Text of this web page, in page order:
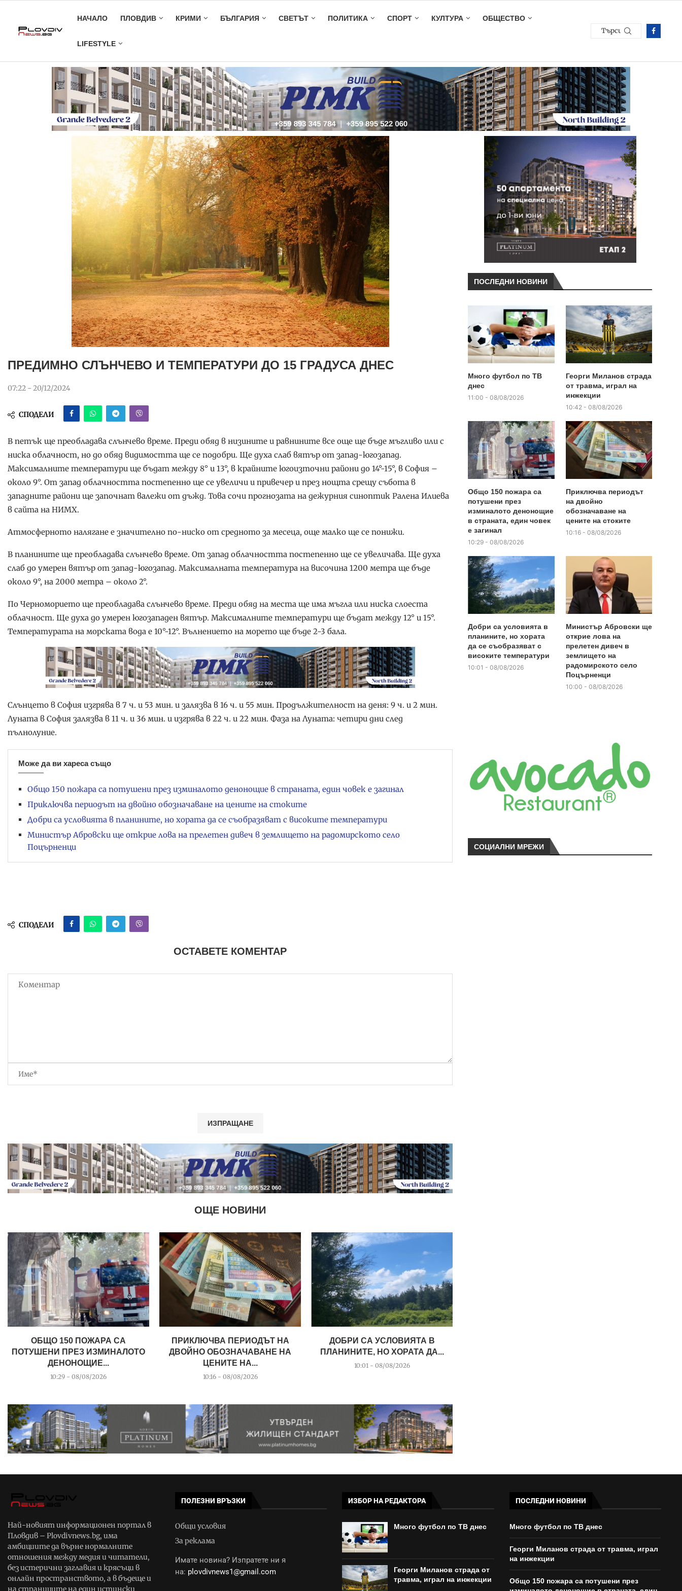
НАЧАЛО ПЛОВДИВ КРИМИ БЪЛГАРИЯ СВЕТЪТ ПОЛИТИКА СПОРТ КУЛТУРА ОБЩЕСТВО
LIFESTYLE
ПРЕДИМНО СЛЪНЧЕВО И ТЕМПЕРАТУРИ ДО 15 ГРАДУСА ДНЕС
07:22 - 20/12/2024
СПОДЕЛИ
В петък ще преобладава слънчево време. Преди обяд в низините и равнините все още ще бъде мъгливо или с
ниска облачност, но до обяд видимостта ще се подобри. Ще духа слаб вятър от запад-югозапад.
Максималните температури ще бъдат между 8° и 13°, в крайните югоизточни райони до 14°-15°, в София –
около 9°. От запад облачността постепенно ще се увеличи и привечер и през нощта срещу събота в
западните райони ще започнат валежи от дъжд. Това сочи прогнозата на дежурния синоптик Ралена Илиева
в сайта на НИМХ.
Атмосферното налягане е значително по-ниско от средното за месеца, още малко ще се понижи.
В планините ще преобладава слънчево време. От запад облачността постепенно ще се увеличава. Ще духа
слаб до умерен вятър от запад-югозапад. Максималната температура на височина 1200 метра ще бъде
около 9°, на 2000 метра – около 2°.
По Черноморието ще преобладава слънчево време. Преди обяд на места ще има мъгла или ниска слоеста
облачност. Ще духа до умерен югозападен вятър. Максималните температури ще бъдат между 12° и 15°.
Температурата на морската вода е 10°-12°. Вълнението на морето ще бъде 2-3 бала.
Слънцето в София изгрява в 7 ч. и 53 мин. и залязва в 16 ч. и 55 мин. Продължителност на деня: 9 ч. и 2 мин.
Луната в София залязва в 11 ч. и 36 мин. и изгрява в 22 ч. и 22 мин. Фаза на Луната: четири дни след
пълнолуние.
Може да ви хареса също
Общо 150 пожара са потушени през изминалото денонощие в страната, един човек е загинал
Приключва периодът на двойно обозначаване на цените на стоките
Добри са условията в планините, но хората да се съобразяват с високите температури
Министър Абровски ще открие лова на прелетен дивеч в землището на радомирското село
Поцърненци
СПОДЕЛИ
ОСТАВЕТЕ КОМЕНТАР
ОЩЕ НОВИНИ
ОБЩО 150 ПОЖАРА СА
ПОТУШЕНИ ПРЕЗ ИЗМИНАЛОТО
ДЕНОНОЩИЕ...
10:29 - 08/08/2026
ПРИКЛЮЧВА ПЕРИОДЪТ НА
ДВОЙНО ОБОЗНАЧАВАНЕ НА
ЦЕНИТЕ НА...
10:16 - 08/08/2026
ДОБРИ СА УСЛОВИЯТА В
ПЛАНИНИТЕ, НО ХОРАТА ДА...
10:01 - 08/08/2026
ПОСЛЕДНИ НОВИНИ
Много футбол по ТВ
днес
11:00 - 08/08/2026
Георги Миланов страда
от травма, играл на
инжекции
10:42 - 08/08/2026
Общо 150 пожара са
потушени през
изминалото денонощие
в страната, един човек
е загинал
10:29 - 08/08/2026
Приключва периодът
на двойно
обозначаване на
цените на стоките
10:16 - 08/08/2026
Добри са условията в
планините, но хората
да се съобразяват с
високите температури
10:01 - 08/08/2026
Министър Абровски ще
открие лова на
прелетен дивеч в
землището на
радомирското село
Поцърненци
10:00 - 08/08/2026
СОЦИАЛНИ МРЕЖИ
Най-новият информационен портал в
Пловдив – Plovdivnews.bg, има
амбициите да върне нормалните
отношения между медия и читатели,
без истерични заглавия и крясъци в
онлайн пространството, а в бъдеще и
на страниците на един истински
ПОЛЕЗНИ ВРЪЗКИ
Общи условия
За реклама
Имате новина? Изпратете ни я
на: plovdivnews1@gmail.com
ИЗБОР НА РЕДАКТОРА
Много футбол по ТВ днес
Георги Миланов страда от
травма, играл на инжекции
ПОСЛЕДНИ НОВИНИ
Много футбол по ТВ днес
Георги Миланов страда от травма, играл
на инжекции
Общо 150 пожара са потушени през